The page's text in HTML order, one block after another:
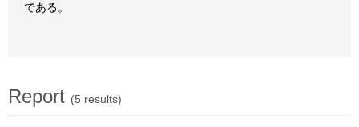
である。
Report (5 results)